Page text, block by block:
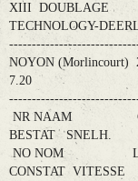
RFCB / KBDB
XIII
TECHNOLOGY-
NOYON
7.20
NR NAAM
BESTAT SNELH.
NO NOM
CONSTAT VITESSE